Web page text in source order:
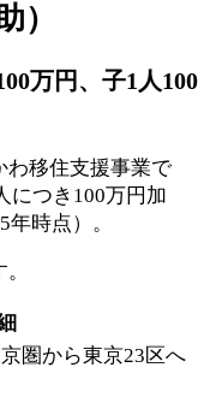
）
万円、子1人100
わ移住支援事業で
につき100万円加
時点）。
圏から東京23区へ